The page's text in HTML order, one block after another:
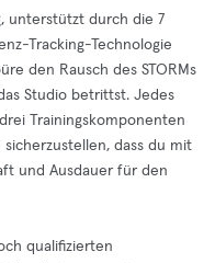
unterstützt durch die 7
Tracking-Technologie
den Rausch des STORMs
Studio betrittst. Jedes
Trainingskomponenten
dass du mit
und Ausdauer für den
qualifizierten